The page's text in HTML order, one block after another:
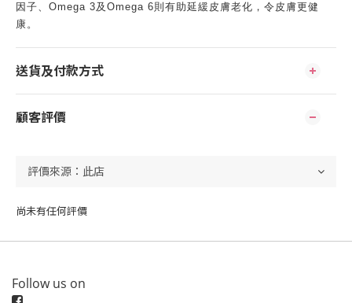
因子、Omega 3及Omega 6則有助延緩皮膚老化，令皮膚更健
康。
送貨及付款方式
顧客評價
尚未有任何評價
Follow us on